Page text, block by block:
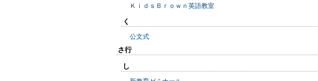
ＫｉｄｓＢｒｏｗｎ英語教室
く
公文式
さ行
し